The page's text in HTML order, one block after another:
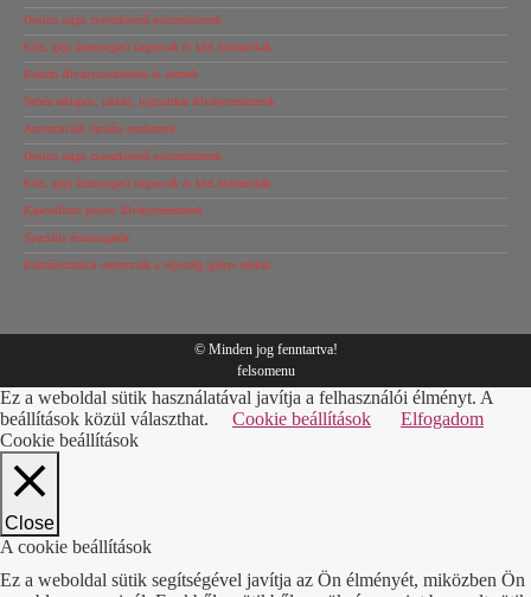
Dexion salgo csavarkötésű polcrendszerek
Kézi, gépi árumozgató targoncák és kézi hidraulikák
Raktári állványszerkezetek és elemek
Nehéz raklapos, raktári, logisztikai állványrendszerek
Automatizált tárolási rendszerek
Dexion salgo csavarkötésű polcrendszerek
Kézi, gépi árumozgató targoncák és kézi hidraulikák
Kapcsolható polcos állványrendszerek
Speciális árumozgatók
Raktártechnikai referenciák a teljesség igénye nélkül…
© Minden jog fenntartva!
felsomenu
Ez a weboldal sütik használatával javítja a felhasználói élményt. A
beállítások közül választhat.
Cookie beállítások
Elfogadom
Cookie beállítások
Close
A cookie beállítások
Ez a weboldal sütik segítségével javítja az Ön élményét, miközben Ön